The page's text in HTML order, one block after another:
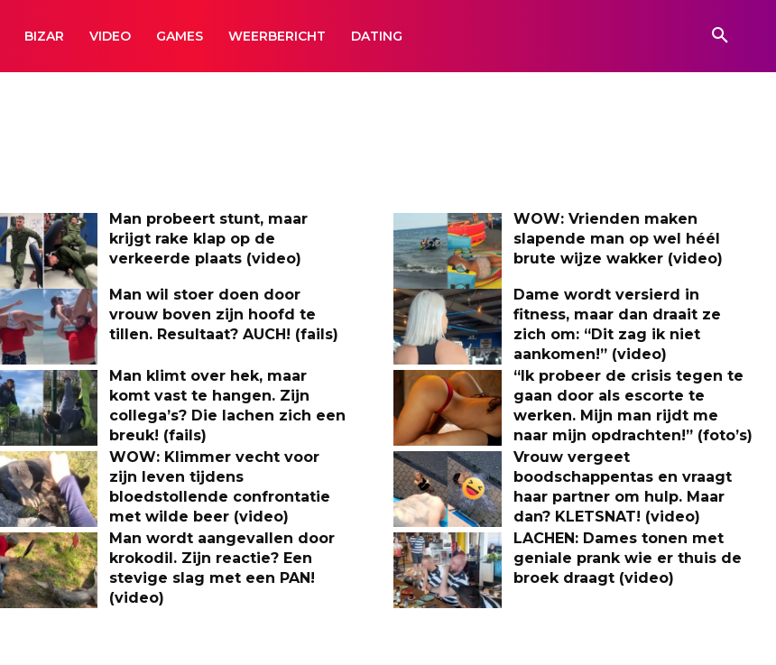
BIZAR VIDEO GAMES WEERBERICHT DATING
Man probeert stunt, maar
krijgt rake klap op de
verkeerde plaats (video)
WOW: Vrienden maken
slapende man op wel héél
brute wijze wakker (video)
Man wil stoer doen door
vrouw boven zijn hoofd te
tillen. Resultaat? AUCH! (fails)
Dame wordt versierd in
fitness, maar dan draait ze
zich om: “Dit zag ik niet
aankomen!” (video)
Man klimt over hek, maar
komt vast te hangen. Zijn
collega’s? Die lachen zich een
breuk! (fails)
“Ik probeer de crisis tegen te
gaan door als escorte te
werken. Mijn man rijdt me
naar mijn opdrachten!” (foto’s)
WOW: Klimmer vecht voor
zijn leven tijdens
bloedstollende confrontatie
met wilde beer (video)
Vrouw vergeet
boodschappentas en vraagt
haar partner om hulp. Maar
dan? KLETSNAT! (video)
Man wordt aangevallen door
krokodil. Zijn reactie? Een
stevige slag met een PAN!
(video)
LACHEN: Dames tonen met
geniale prank wie er thuis de
broek draagt (video)